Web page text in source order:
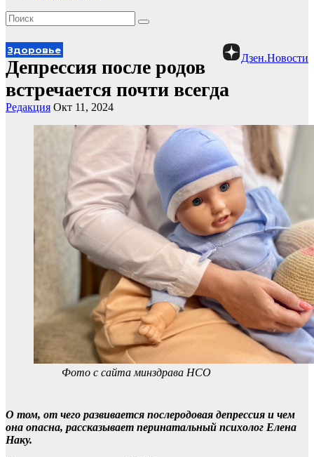
Дзен.Новости
Здоровье
Депрессия после родов
встречается почти всегда
Редакция Окт 11, 2024
Фото с сайта минздрава НСО
О том, от чего развивается послеродовая депрессия и чем
она опасна, рассказывает перинатальный психолог Елена
Наку.